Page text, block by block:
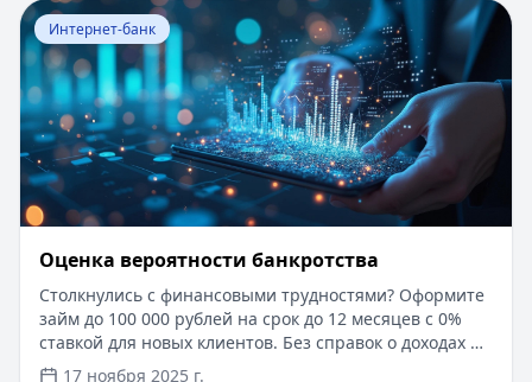
Перейти к статье:Оценка вероятности банкротства
Интернет-банк
Оценка вероятности банкротства
Столкнулись с финансовыми трудностями? Оформите
займ до 100 000 рублей на срок до 12 месяцев с 0%
ставкой для новых клиентов. Без справок о доходах и
документов — решение за 5 минут. Получите деньги
17 ноября 2025 г.